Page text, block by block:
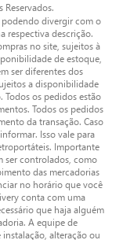
divergir com o
respectiva descrição.
no site, sujeitos à
de estoque,
ser diferentes dos
a disponibilidade
Todos os pedidos estão
Todos os pedidos
da transação. Caso
Isso vale para
Importante
ser controlados, como
das mercadorias
no horário que você
conta com uma
que haja alguém
A equipe de
alteração ou